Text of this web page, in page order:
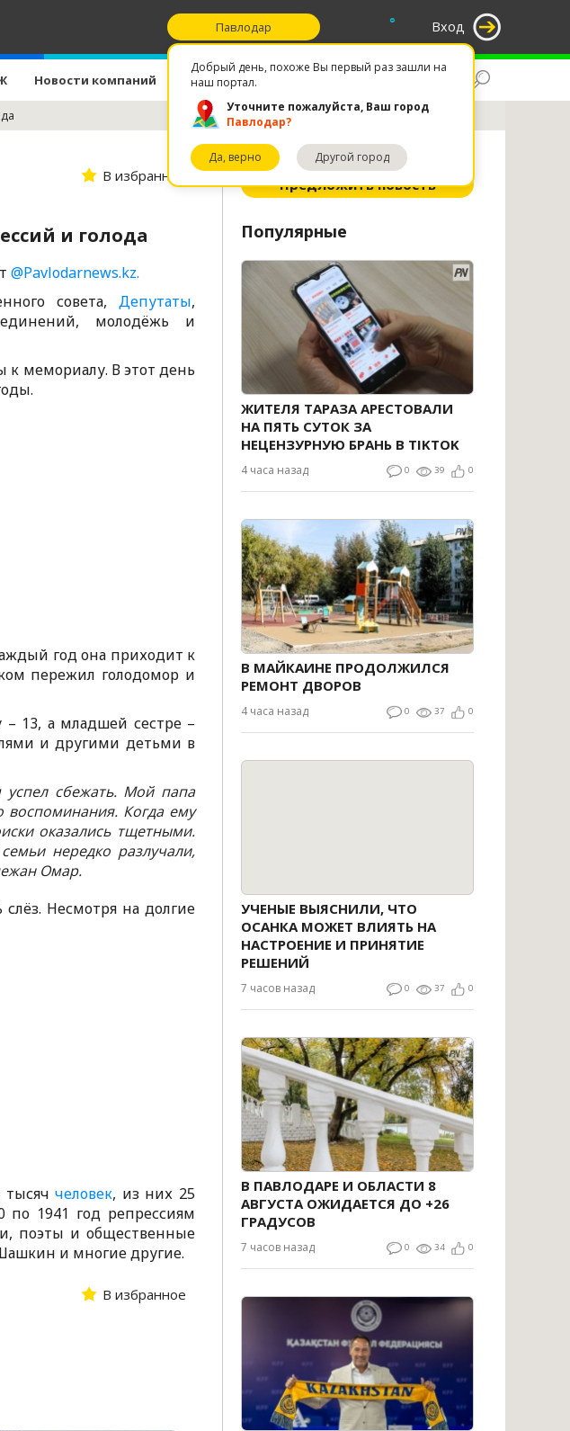
Вход
°
Павлодар
Добрый день, похоже Вы первый раз зашли на
наш портал.
Уточните пожалуйста, Ваш город
Павлодар?
Да, верно Другой город
Новости компаний Избранное
Предложить новость
Популярные
ЖИТЕЛЯ ТАРАЗА АРЕСТОВАЛИ
НА ПЯТЬ СУТОК ЗА
НЕЦЕНЗУРНУЮ БРАНЬ В TIKTOK
4 часа назад 0 39 0
В МАЙКАИНЕ ПРОДОЛЖИЛСЯ
РЕМОНТ ДВОРОВ
4 часа назад 0 37 0
УЧЕНЫЕ ВЫЯСНИЛИ, ЧТО
ОСАНКА МОЖЕТ ВЛИЯТЬ НА
НАСТРОЕНИЕ И ПРИНЯТИЕ
РЕШЕНИЙ
7 часов назад 0 37 0
В ПАВЛОДАРЕ И ОБЛАСТИ 8
АВГУСТА ОЖИДАЕТСЯ ДО +26
ГРАДУСОВ
7 часов назад 0 34 0
В избранное
и голода
@Pavlodarnews.kz.
совета, Депутаты,
молодёжь и
мемориалу. В этот день
год она приходит к
пережил голодомор и
– 13, а младшей сестре –
и другими детьми в
сбежать. Мой папа
Когда ему
оказались тщетными.
нередко разлучали,
Омар.
Несмотря на долгие
тысяччеловек, из них 25
по 1941 год репрессиям
поэты и общественные
и многие другие.
В избранное